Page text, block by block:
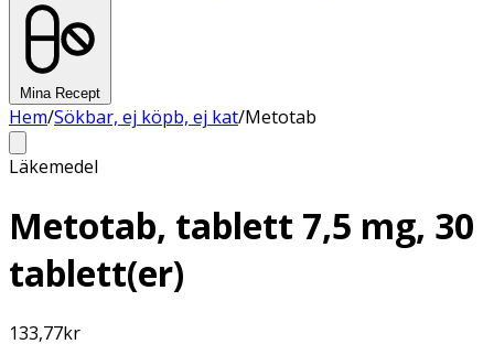
Mina Recept
Hem/Sökbar, ej köpb, ej kat/Metotab
Läkemedel
Metotab, tablett 7,5 mg, 30
tablett(er)
133,77kr